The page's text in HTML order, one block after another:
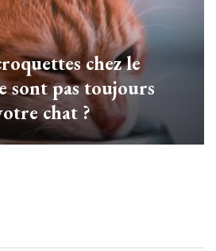
chez le
sont pas toujours
chat ?